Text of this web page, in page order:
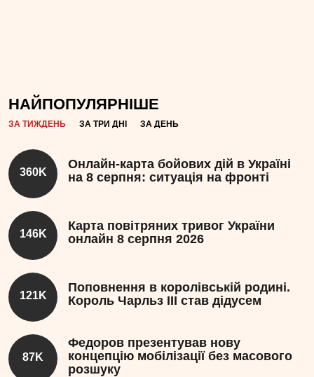
НАЙПОПУЛЯРНІШЕ
ЗА ТИЖДЕНЬ ЗА ТРИ ДНІ ЗА ДЕНЬ
360K
Онлайн-карта бойових дій в Україні
на 8 серпня: ситуація на фронті
146K
Карта повітряних тривог України
онлайн 8 серпня 2026
121K
Поповнення в королівській родині.
Король Чарльз III став дідусем
87K
Федоров презентував нову
концепцію мобілізації без масового
розшуку